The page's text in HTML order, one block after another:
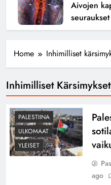
Aivojen
Home Inhimilliset
Inhimilliset
PALESTIINA
ULKOMAAT
YLEISET
ago